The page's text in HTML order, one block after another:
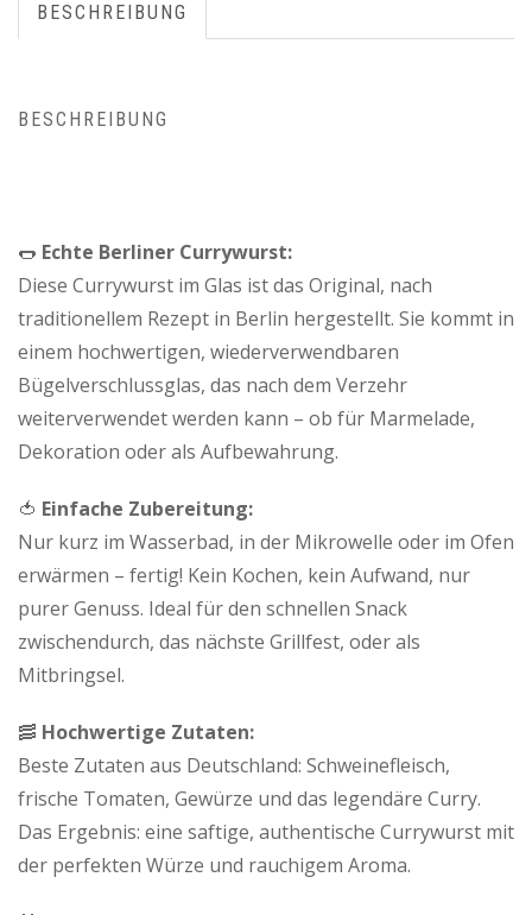
BESCHREIBUNG
BESCHREIBUNG
🌭 Echte Berliner Currywurst:
Diese Currywurst im Glas ist das Original, nach
traditionellem Rezept in Berlin hergestellt. Sie kommt in
einem hochwertigen, wiederverwendbaren
Bügelverschlussglas, das nach dem Verzehr
weiterverwendet werden kann – ob für Marmelade,
Dekoration oder als Aufbewahrung.
🍅 Einfache Zubereitung:
Nur kurz im Wasserbad, in der Mikrowelle oder im Ofen
erwärmen – fertig! Kein Kochen, kein Aufwand, nur
purer Genuss. Ideal für den schnellen Snack
zwischendurch, das nächste Grillfest, oder als
Mitbringsel.
🥓 Hochwertige Zutaten:
Beste Zutaten aus Deutschland: Schweinefleisch,
frische Tomaten, Gewürze und das legendäre Curry.
Das Ergebnis: eine saftige, authentische Currywurst mit
der perfekten Würze und rauchigem Aroma.